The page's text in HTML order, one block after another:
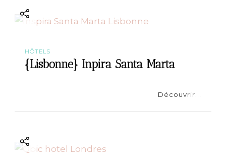
nHÔTELS
{Lisbonne} Inpira Santa Marta
Découvrir...